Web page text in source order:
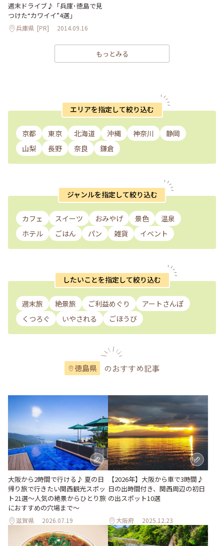
週末ドライブ♪「兵庫･徳島で見
つけた“カワイイ”4選」
兵庫県 [PR] 2014.09.16
もっとみる
エリアを指定して絞り込む
京都 東京 北海道 沖縄 神奈川
静岡
山梨
長野 奈良 鎌倉
ジャンルを指定して絞り込む
カフェ スイーツ おみやげ 景色
温泉
ホテル
ごはん パン 雑貨 イベント
したいことを指定して絞り込む
週末旅 絶景旅 ご利益めぐり
アートさんぽ
くつろぐ
いやされる ごほうび
徳島県 のおすすめ記事
大阪から2時間で行ける♪ 夏の日
帰り旅で行きたい関西観光スポッ
ト21選～人気の絶景からひとり旅
におすすめの穴場まで～
滋賀県 2026.07.19
【2026年】大阪から車で3時間♪
日の出時間付き、関西周辺の初日
の出スポット10選
大阪府 2025.12.23